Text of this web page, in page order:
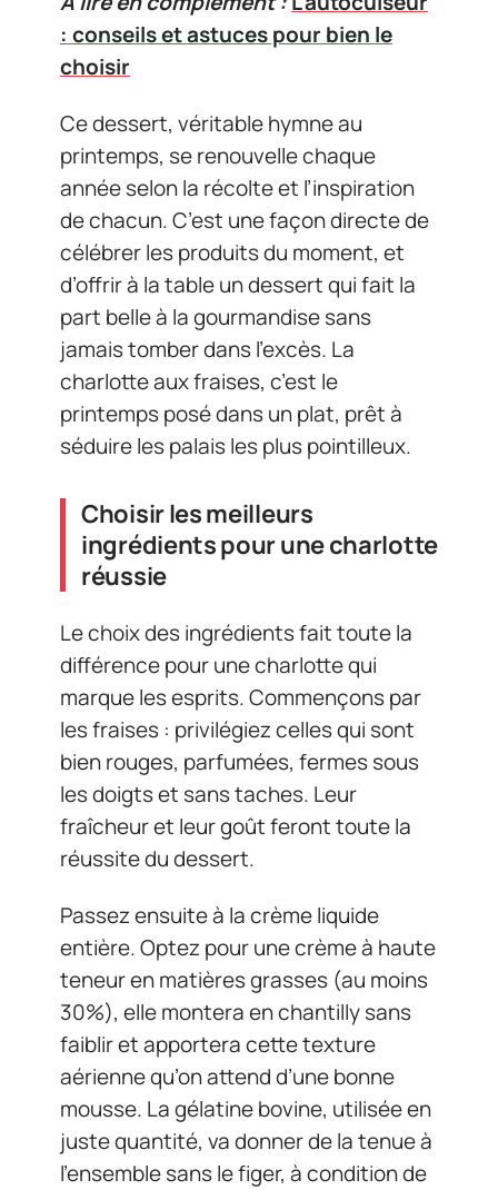
: conseils et astuces pour bien le
choisir
Ce dessert, véritable hymne au
printemps, se renouvelle chaque
année selon la récolte et l’inspiration
de chacun. C’est une façon directe de
célébrer les produits du moment, et
d’offrir à la table un dessert qui fait la
part belle à la gourmandise sans
jamais tomber dans l’excès. La
charlotte aux fraises, c’est le
printemps posé dans un plat, prêt à
séduire les palais les plus pointilleux.
Choisir les meilleurs
ingrédients pour une charlotte
réussie
Le choix des ingrédients fait toute la
différence pour une charlotte qui
marque les esprits. Commençons par
les fraises : privilégiez celles qui sont
bien rouges, parfumées, fermes sous
les doigts et sans taches. Leur
fraîcheur et leur goût feront toute la
réussite du dessert.
Passez ensuite à la crème liquide
entière. Optez pour une crème à haute
teneur en matières grasses (au moins
30%), elle montera en chantilly sans
faiblir et apportera cette texture
aérienne qu’on attend d’une bonne
mousse. La gélatine bovine, utilisée en
juste quantité, va donner de la tenue à
l’ensemble sans le figer, à condition de